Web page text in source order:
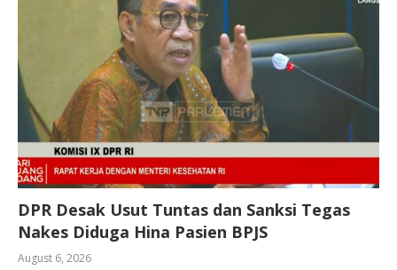
DPR Desak Usut Tuntas dan Sanksi Tegas
Nakes Diduga Hina Pasien BPJS
August 6, 2026